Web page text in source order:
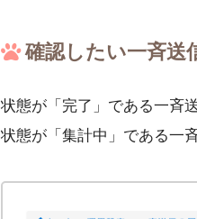
確認したい一斉送
状態が「完了」である一斉
状態が「集計中」である一